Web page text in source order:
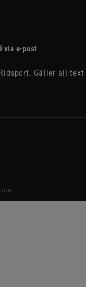
via e-post
Gäller all text